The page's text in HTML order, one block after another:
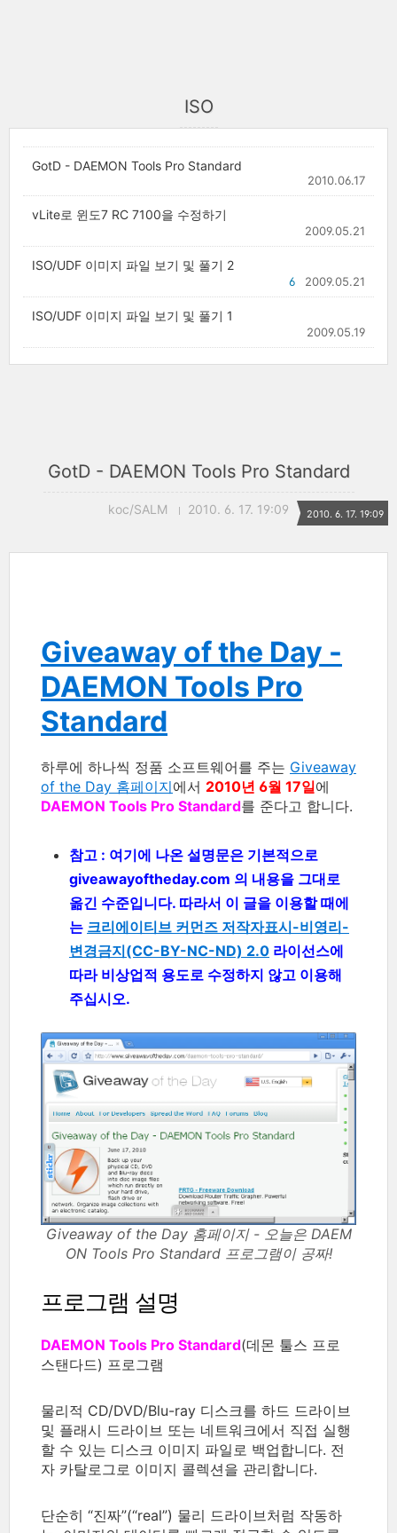
ISO
GotD - DAEMON Tools Pro Standard
2010.06.17
vLite로 윈도7 RC 7100을 수정하기
2009.05.21
ISO/UDF 이미지 파일 보기 및 풀기 2
2009.05.21
6
ISO/UDF 이미지 파일 보기 및 풀기 1
2009.05.19
GotD - DAEMON Tools Pro Standard
koc/SALM 2010. 6. 17. 19:09 2010. 6. 17. 19:09
Giveaway of the Day -
DAEMON Tools Pro
Standard
하루에 하나씩 정품 소프트웨어를 주는 Giveaway
of the Day 홈페이지에서 2010년 6월 17일에
DAEMON Tools Pro Standard를 준다고 합니다.
참고 : 여기에 나온 설명문은 기본적으로
giveawayoftheday.com 의 내용을 그대로
옮긴 수준입니다. 따라서 이 글을 이용할 때에
는 크리에이티브 커먼즈 저작자표시-비영리-
변경금지(CC-BY-NC-ND) 2.0 라이선스에
따라 비상업적 용도로 수정하지 않고 이용해
주십시오.
Giveaway of the Day 홈페이지 - 오늘은 DAEM
ON Tools Pro Standard 프로그램이 공짜!
프로그램 설명
DAEMON Tools Pro Standard(데몬 툴스 프로
스탠다드) 프로그램
물리적 CD/DVD/Blu-ray 디스크를 하드 드라이브
및 플래시 드라이브 또는 네트워크에서 직접 실행
할 수 있는 디스크 이미지 파일로 백업합니다. 전
자 카탈로그로 이미지 콜렉션을 관리합니다.
단순히 “진짜”(“real”) 물리 드라이브처럼 작동하